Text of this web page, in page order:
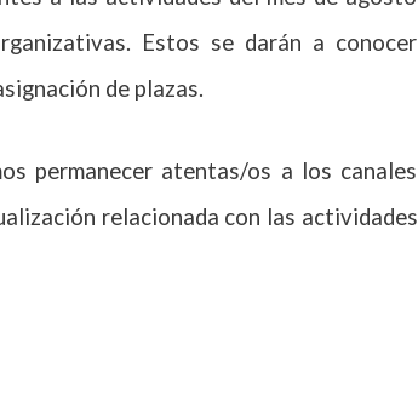
Estos se darán a conocer
de plazas.
permanecer atentas/os a los canales
relacionada con las actividades